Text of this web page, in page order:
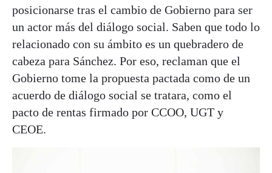
posicionarse tras el cambio de Gobierno para ser
un actor más del diálogo social. Saben que todo lo
relacionado con su ámbito es un quebradero de
cabeza para Sánchez. Por eso, reclaman que el
Gobierno tome la propuesta pactada como de un
acuerdo de diálogo social se tratara, como el
pacto de rentas firmado por CCOO, UGT y
CEOE.